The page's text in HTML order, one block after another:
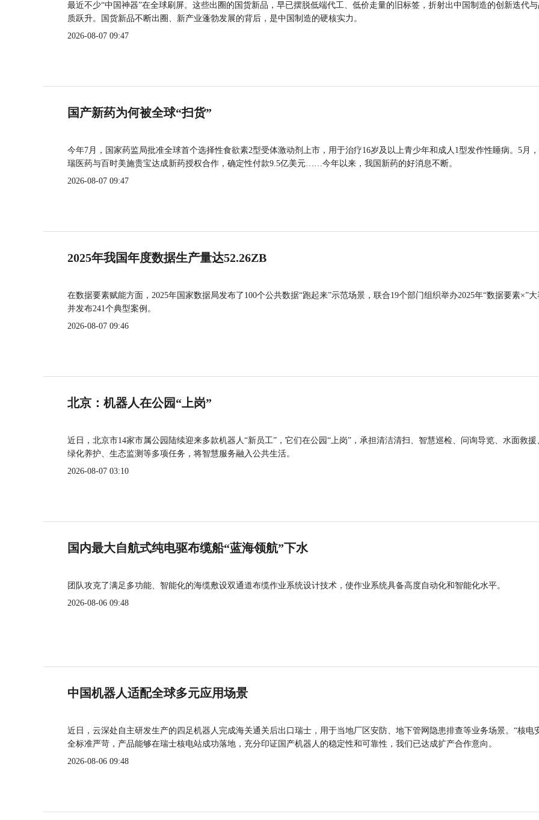
最近不少“中国神器”在全球刷屏。这些出圈的国货新品，早已摆脱低端代工、低价走量的旧标签，折射出中国制造的创新迭代
质跃升。国货新品不断出圈、新产业蓬勃发展的背后，是中国制造的硬核实力。
2026-08-07 09:47
国产新药为何被全球“扫货”
今年7月，国家药监局批准全球首个选择性食欲素2型受体激动剂上市，用于治疗16岁及以上青少年和成人1型发作性睡病。5月
瑞医药与百时美施贵宝达成新药授权合作，确定性付款9.5亿美元……今年以来，我国新药的好消息不断。
2026-08-07 09:47
2025年我国年度数据生产量达52.26ZB
在数据要素赋能方面，2025年国家数据局发布了100个公共数据“跑起来”示范场景，联合19个部门组织举办2025年“数据要素×”大
并发布241个典型案例。
2026-08-07 09:46
北京：机器人在公园“上岗”
近日，北京市14家市属公园陆续迎来多款机器人“新员工”，它们在公园“上岗”，承担清洁清扫、智慧巡检、问询导览、水面救援
绿化养护、生态监测等多项任务，将智慧服务融入公共生活。
2026-08-07 03:10
国内最大自航式纯电驱布缆船“蓝海领航”下水
团队攻克了满足多功能、智能化的海缆敷设双通道布缆作业系统设计技术，使作业系统具备高度自动化和智能化水平。
2026-08-06 09:48
中国机器人适配全球多元应用场景
近日，云深处自主研发生产的四足机器人完成海关通关后出口瑞士，用于当地厂区安防、地下管网隐患排查等业务场景。“核电
全标准严苛，产品能够在瑞士核电站成功落地，充分印证国产机器人的稳定性和可靠性，我们已达成扩产合作意向。
2026-08-06 09:48